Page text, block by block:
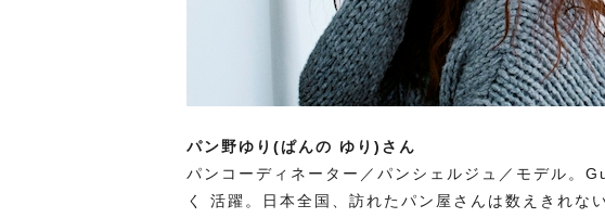
パン野ゆり(ぱんの ゆり)さん
パンコーディネーター／パンシェルジュ／モデル。
く 活躍。⽇本全国、訪れたパン屋さんは数えきれな